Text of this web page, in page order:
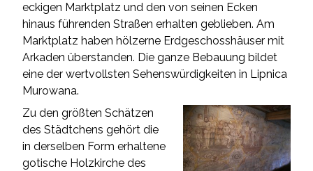
eckigen Marktplatz und den von seinen Ecken
hinaus führenden Straßen erhalten geblieben. Am
Marktplatz haben hölzerne Erdgeschosshäuser mit
Arkaden überstanden. Die ganze Bebauung bildet
eine der wertvollsten Sehenswürdigkeiten in Lipnica
Murowana.
Zu den größten Schätzen
des Städtchens gehört die
in derselben Form erhaltene
gotische Holzkirche des